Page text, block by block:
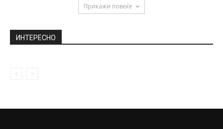
Прикажи повеќе
ИНТЕРЕСНО